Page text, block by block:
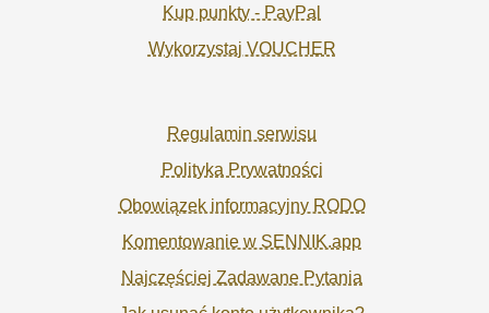
Kup punkty - PayPal
Wykorzystaj VOUCHER
Regulamin serwisu
Polityka Prywatności
Obowiązek informacyjny RODO
Komentowanie w SENNIK.app
Najczęściej Zadawane Pytania